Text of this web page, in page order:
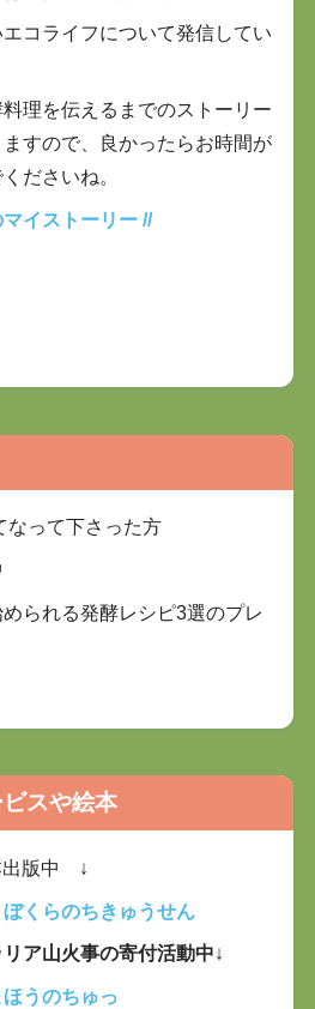
コライフについて発信してい
理を伝えるまでのストーリー
すので、良かったらお時間が
ださいね。
イストーリー //
なって下さった方
られる発酵レシピ3選のプレ
スや絵本
出版中 ↓
くらのちきゅうせん
ア山火事の寄付活動中↓
うのちゅっ